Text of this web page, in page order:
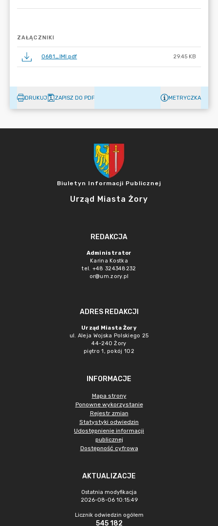
ZAŁĄCZNIKI
0681_IMI.pdf 29.45 KB
DRUKUJ ZAPISZ DO PDF METRYCZKA
Biuletyn Informacji Publicznej
Urząd Miasta Żory
REDAKCJA
Administrator
Karina Kostka
tel. +48 324348232
or@um.zory.pl
ADRES REDAKCJI
Urząd Miasta Żory
ul. Aleja Wojska Polskiego 25
44-240 Żory
piętro 1, pokój 102
INFORMACJE
Mapa strony
Ponowne wykorzystanie
Rejestr zmian
Statystyki odwiedzin
Udostępnienie informacji
publicznej
Dostępność cyfrowa
AKTUALIZACJE
Ostatnia modyfikacja
2026-08-06 10:15:49
Licznik odwiedzin ogółem
545 182